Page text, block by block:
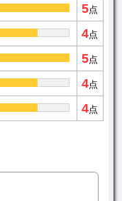
5点
4点
5点
4点
4点